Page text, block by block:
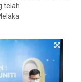
telah